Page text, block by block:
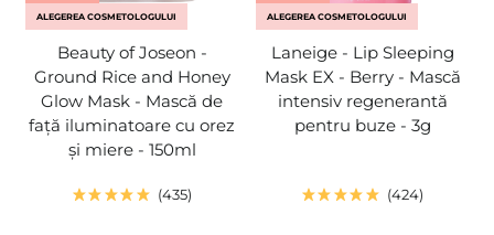
ALEGEREA COSMETOLOGULUI
Beauty of Joseon -
Ground Rice and Honey
Glow Mask - Mască de
față iluminatoare cu orez
și miere - 150ml
435
ALEGEREA COSMETOLOGULUI
Laneige - Lip Sleeping
Mask EX - Berry - Mască
intensiv regenerantă
pentru buze - 3g
424